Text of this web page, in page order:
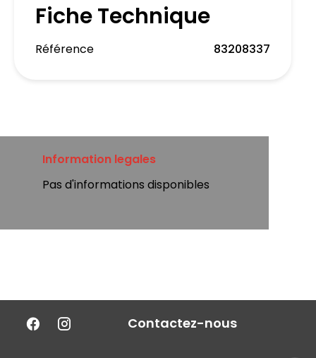
Fiche Technique
Référence 83208337
Information legales
Pas d'informations disponibles
Contactez-nous